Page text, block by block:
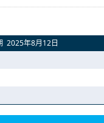
2025年8月12日